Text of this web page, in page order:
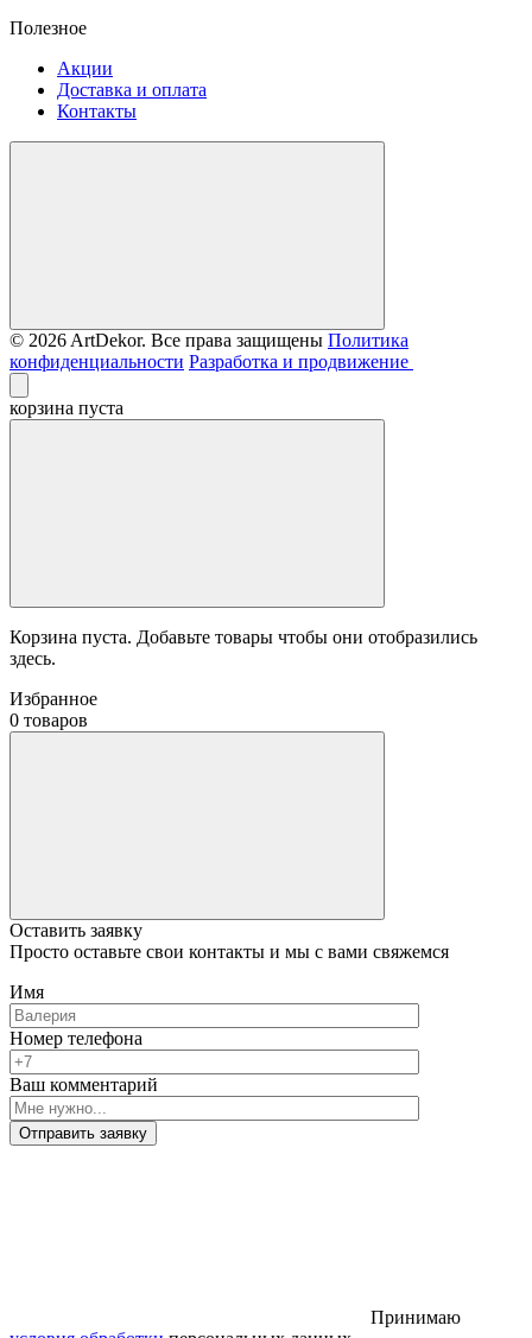
Полезное
Акции
Доставка и оплата
Контакты
© 2026 ArtDekor. Все права защищены Политика
конфиденциальности Разработка и продвижение
корзина пуста
Корзина пуста. Добавьте товары чтобы они отобразились
здесь.
Избранное
0 товаров
Оставить заявку
Просто оставьте свои контакты и мы с вами свяжемся
Имя
Номер телефона
Ваш комментарий
Отправить заявку
Принимаю